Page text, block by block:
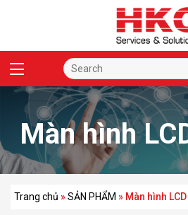
Màn hình
Trang chủ »SẢN PHẨM » Màn hình